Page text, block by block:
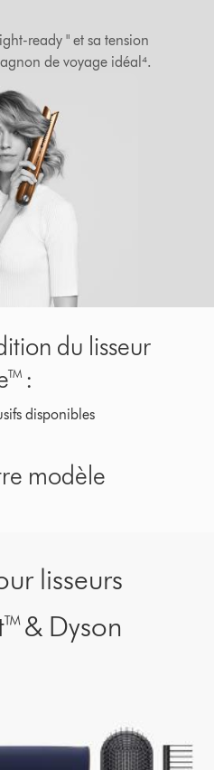
ready " et sa tension
de voyage idéal⁴.
du lisseur
:
disponibles
modèle
lisseurs
& Dyson